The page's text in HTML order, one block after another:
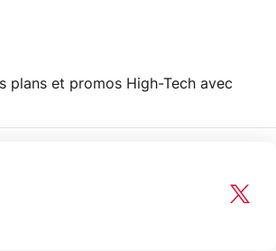
plans et promos High-Tech avec